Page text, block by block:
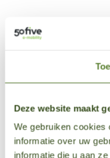
Deze website maakt
We gebruiken cookies
informatie over uw
informatie die u aan